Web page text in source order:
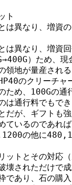
ト
は異なり、増資
は異なり、増資
）ため、現
領地が量産され
のクリーチャ
ため、100Gの
は通行料でもで
だが、ギフトも
ているのであれ
の他に
ットとその対応
壊されただけで
であり、石の購